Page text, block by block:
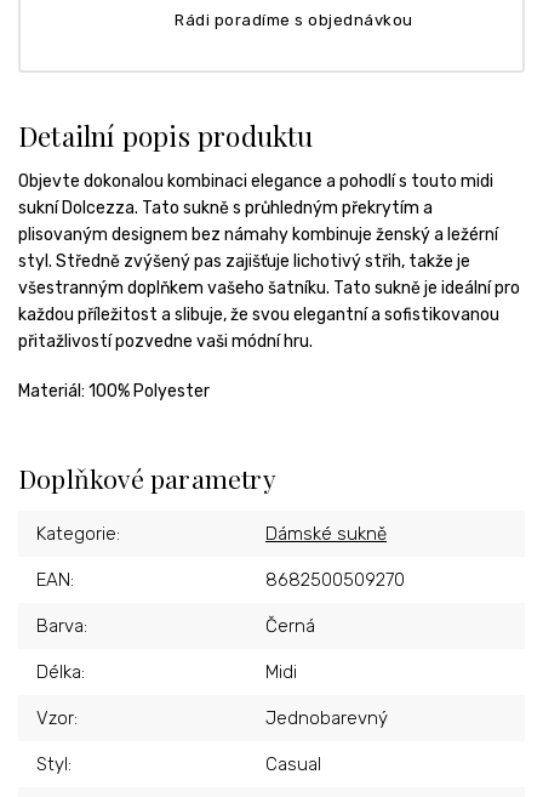
Rádi poradíme s objednávkou
Detailní popis produktu
Objevte dokonalou kombinaci elegance a pohodlí s touto midi
sukní Dolcezza. Tato sukně s průhledným překrytím a
plisovaným designem bez námahy kombinuje ženský a ležérní
styl. Středně zvýšený pas zajišťuje lichotivý střih, takže je
všestranným doplňkem vašeho šatníku. Tato sukně je ideální pro
každou příležitost a slibuje, že svou elegantní a sofistikovanou
přitažlivostí pozvedne vaši módní hru.
Materiál: 100% Polyester
Doplňkové parametry
Kategorie: Dámské sukně
EAN: 8682500509270
Barva: Černá
Délka: Midi
Vzor: Jednobarevný
Styl: Casual